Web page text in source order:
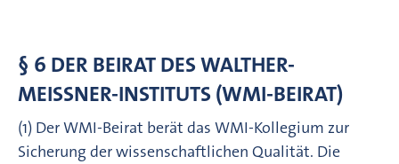
§ 6 DER BEIRAT DES WALTHER-
MEISSNER-INSTITUTS (WMI-BEIRAT)
(1) Der WMI-Beirat berät das WMI-Kollegium zur
Sicherung der wissenschaftlichen Qualität. Die